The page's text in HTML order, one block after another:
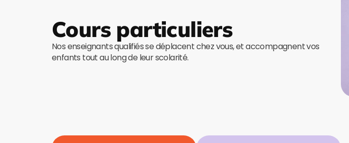
Cours particuliers
Nos enseignants qualifiés se déplacent chez vous, et accompagnent vos
enfants tout au long de leur scolarité.